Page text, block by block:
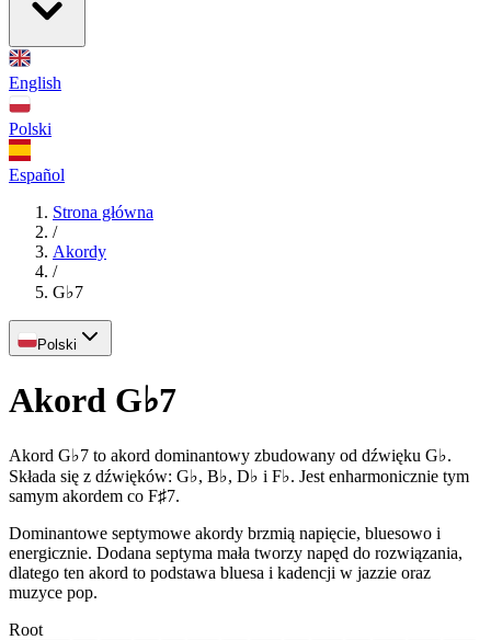
English
Polski
Español
Strona główna
/
Akordy
/
G♭7
Polski
Akord G♭7
Akord G♭7 to akord dominantowy zbudowany od dźwięku G♭.
Składa się z dźwięków: G♭, B♭, D♭ i F♭. Jest enharmonicznie tym
samym akordem co F♯7.
Dominantowe septymowe akordy brzmią napięcie, bluesowo i
energicznie. Dodana septyma mała tworzy napęd do rozwiązania,
dlatego ten akord to podstawa bluesa i kadencji w jazzie oraz
muzyce pop.
Root